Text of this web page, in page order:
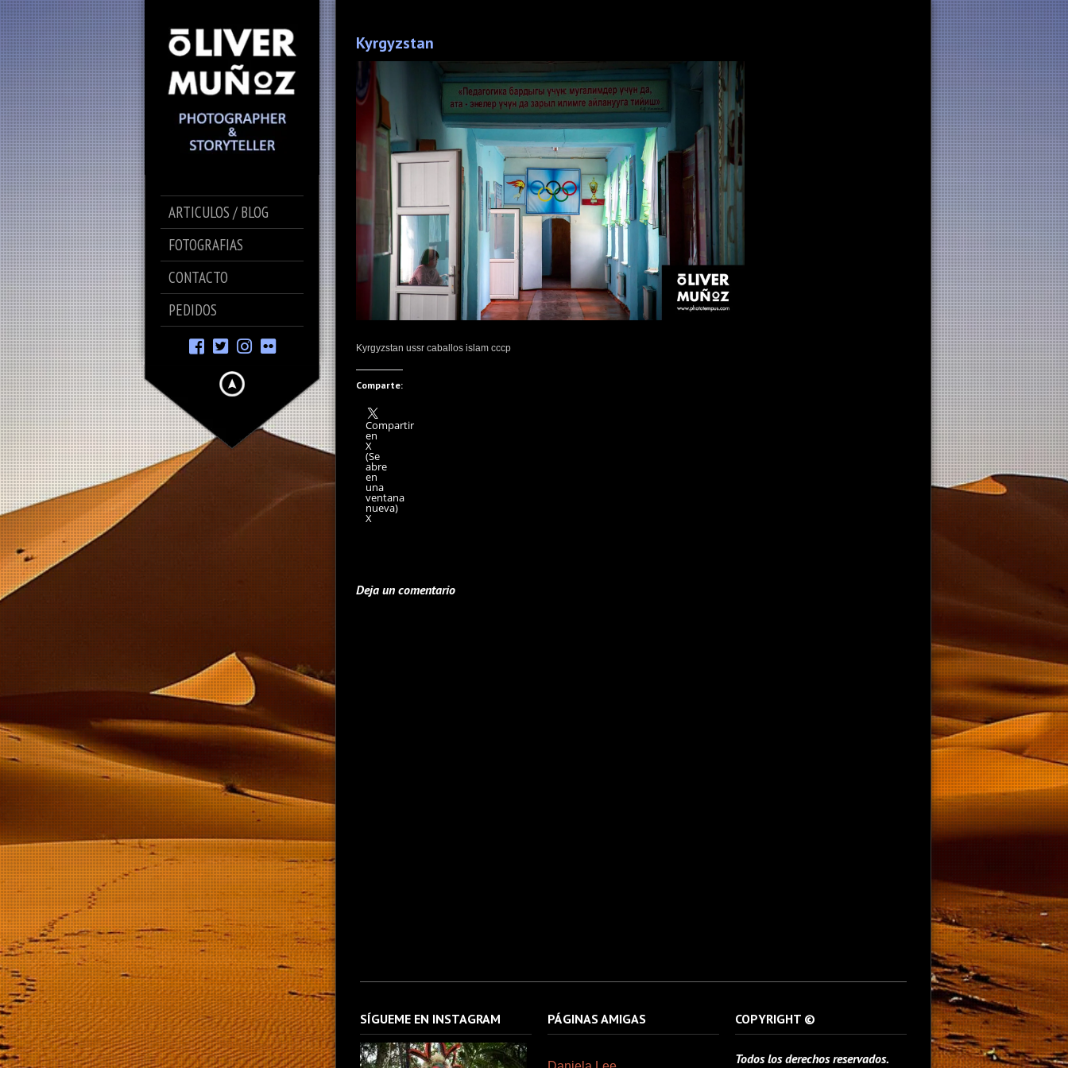
ARTICULOS / BLOG
FOTOGRAFIAS
CONTACTO
PEDIDOS
Kyrgyzstan
Kyrgyzstan ussr caballos islam cccp
Comparte:
Compartir
en
X
(Se
abre
en
una
ventana
nueva)
X
Deja un comentario
SÍGUEME EN INSTAGRAM PÁGINAS AMIGAS COPYRIGHT ©
Todos los derechos reservados.